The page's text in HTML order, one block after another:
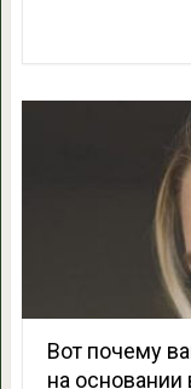
Вот почему
на основании